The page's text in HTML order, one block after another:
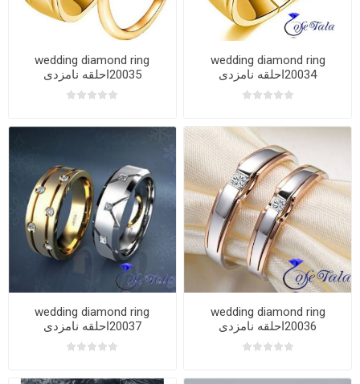
wedding diamond ring
20034احلقه نامزدی
wedding diamond ring
20035احلقه نامزدی
wedding diamond ring
20036احلقه نامزدی
wedding diamond ring
20037احلقه نامزدی